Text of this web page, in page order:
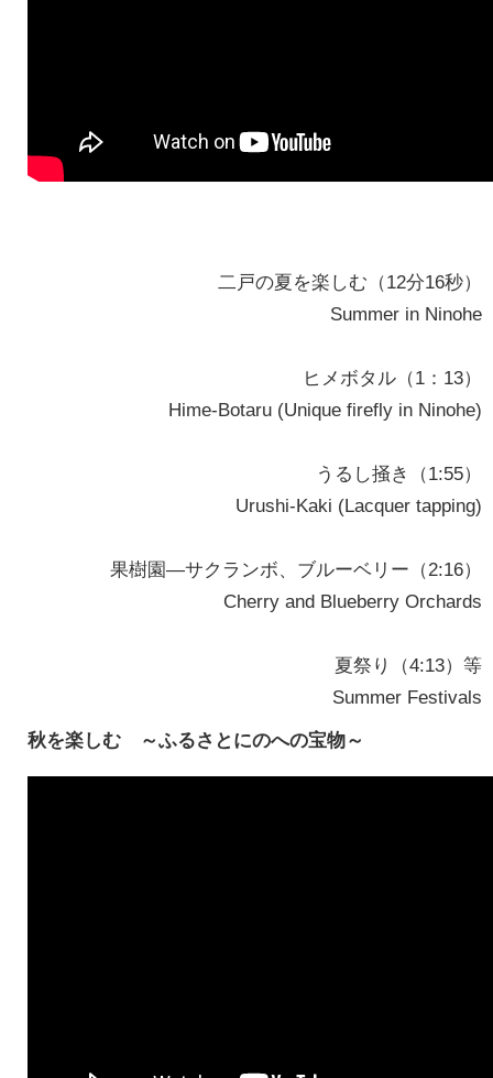
二戸の夏を楽しむ（12分16秒）
Summer in Ninohe
ヒメボタル（1：13）
Hime-Botaru (Unique firefly in Ninohe)
うるし掻き（1:55）
Urushi-Kaki (Lacquer tapping)
果樹園—サクランボ、ブルーベリー（2:16）
Cherry and Blueberry Orchards
夏祭り（4:13）等
Summer Festivals
秋を楽しむ ～ふるさとにのへの宝物～